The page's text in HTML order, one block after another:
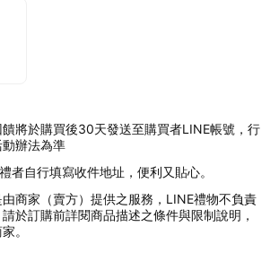
饋將於購買後30天發送至購買者LINE帳號，行
辦法為準
者自行填寫收件地址，便利又貼心。
由商家（賣方）提供之服務，LINE禮物不負責
於訂購前詳閱商品描述之條件與限制說明，
。